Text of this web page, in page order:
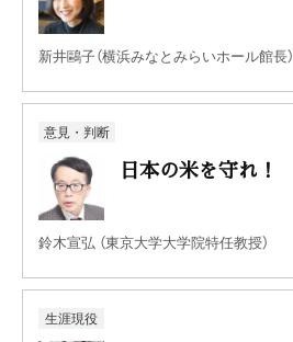
新井鷗子（横浜みなとみらいホール館長）
意見・判断
日本の米を守れ！
鈴木宣弘 （東京大学大学院特任教授）
生涯現役